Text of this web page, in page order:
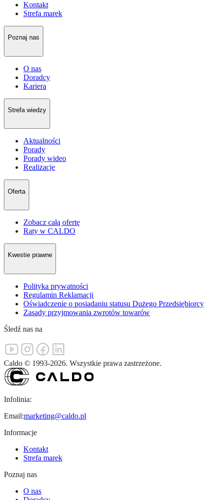
Kontakt
Strefa marek
Poznaj nas
O nas
Doradcy
Kariera
Strefa wiedzy
Aktualności
Porady
Porady wideo
Realizacje
Oferta
Zobacz całą ofertę
Raty w CALDO
Kwestie prawne
Polityka prywatności
Regulamin Reklamacji
Oświadczenie o posiadaniu statusu Dużego Przedsiębiorcy
Zasady przyjmowania zwrotów towarów
Śledź nas na
Caldo © 1993-2026. Wszystkie prawa zastrzeżone.
Infolinia:
Email:marketing@caldo.pl
Informacje
Kontakt
Strefa marek
Poznaj nas
O nas